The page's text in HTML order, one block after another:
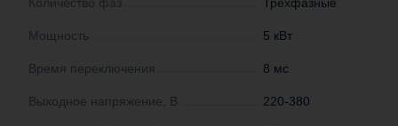
Мощность 5 кВт
Время переключения 8 мс
Выходное напряжение, В 220-380